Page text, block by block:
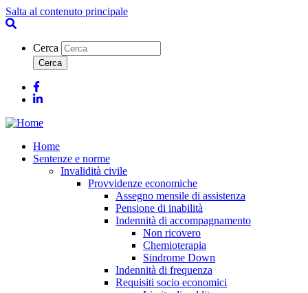
Salta al contenuto principale
Cerca
Facebook
Linkedin
Home
Sentenze e norme
Invalidità civile
Provvidenze economiche
Assegno mensile di assistenza
Pensione di inabilità
Indennità di accompagnamento
Non ricovero
Chemioterapia
Sindrome Down
Indennità di frequenza
Requisiti socio economici